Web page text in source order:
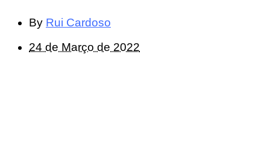
By Rui Cardoso
24 de Março de 2022